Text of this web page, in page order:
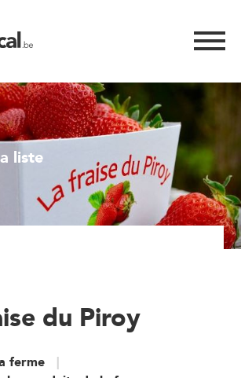
liste
du Piroy
ferme